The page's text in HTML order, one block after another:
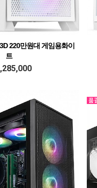
220만원대 게임용화이
트
250만원대 게임용 프로세